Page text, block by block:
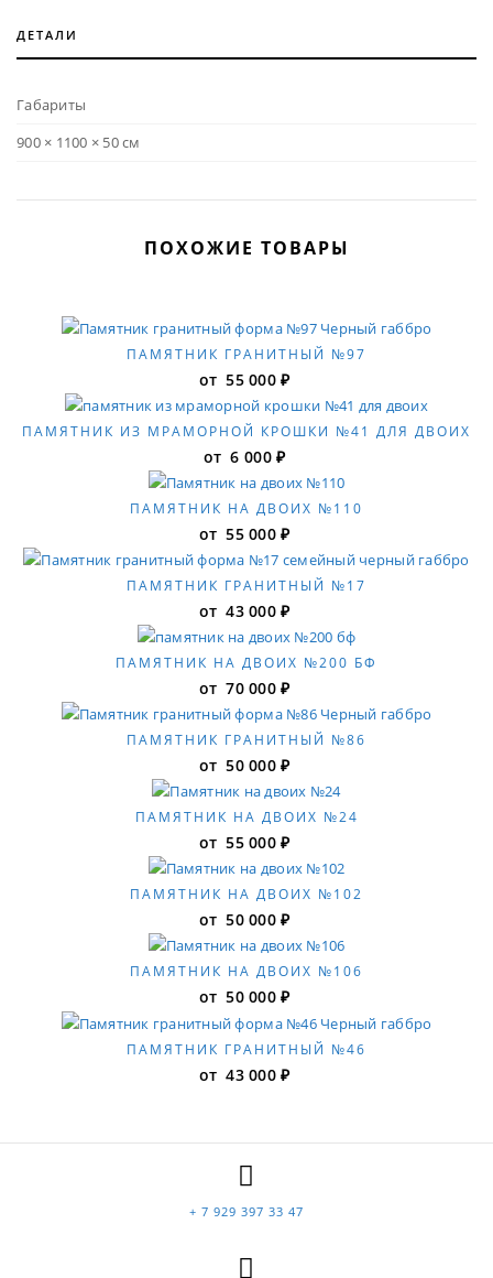
ДЕТАЛИ
Габариты
900 × 1100 × 50 см
ПОХОЖИЕ ТОВАРЫ
ПАМЯТНИК ГРАНИТНЫЙ №97
от 55 000₽
ПАМЯТНИК ИЗ МРАМОРНОЙ КРОШКИ №41 ДЛЯ ДВОИХ
от 6 000₽
ПАМЯТНИК НА ДВОИХ №110
от 55 000₽
ПАМЯТНИК ГРАНИТНЫЙ №17
от 43 000₽
ПАМЯТНИК НА ДВОИХ №200 БФ
от 70 000₽
ПАМЯТНИК ГРАНИТНЫЙ №86
от 50 000₽
ПАМЯТНИК НА ДВОИХ №24
от 55 000₽
ПАМЯТНИК НА ДВОИХ №102
от 50 000₽
ПАМЯТНИК НА ДВОИХ №106
от 50 000₽
ПАМЯТНИК ГРАНИТНЫЙ №46
от 43 000₽
+ 7 929 397 33 47